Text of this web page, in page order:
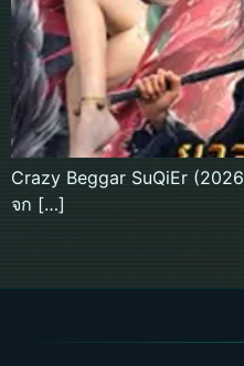
Crazy Beggar SuQiEr
จก […]